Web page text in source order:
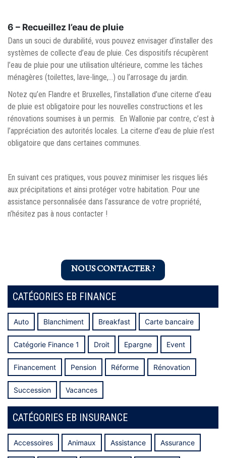
6 – Recueillez l’eau de pluie
Dans un souci de durabilité, vous pouvez envisager d’installer des
systèmes de collecte d’eau de pluie. Ces dispositifs récupèrent
l’eau de pluie pour une utilisation ultérieure, comme les tâches
ménagères (toilettes, lave-linge,…) ou l’arrosage du jardin.
Notez qu’en Flandre et Bruxelles, l’installation d’une citerne d’eau
de pluie est obligatoire pour les nouvelles constructions et les
rénovations soumises à un permis. En Wallonie par contre, c’est à
l’appréciation des autorités locales. La citerne d’eau de pluie n’est
obligatoire que dans certaines communes.
En suivant ces pratiques, vous pouvez minimiser les risques liés
aux précipitations et ainsi protéger votre habitation. Pour une
assistance personnalisée dans l’assurance de votre propriété,
n’hésitez pas à nous contacter !
NOUS CONTACTER ?
CATÉGORIES EB FINANCE
Auto Blanchiment Breakfast Carte bancaire
Catégorie Finance 1 Droit Epargne Event
Financement Pension Réforme Rénovation
Succession Vacances
CATÉGORIES EB INSURANCE
Accessoires Animaux Assistance Assurance